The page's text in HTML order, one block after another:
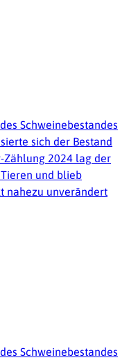
Schweinebestandes
sich der Bestand
Zählung 2024 lag der
und blieb
nahezu unverändert
Schweinebestandes